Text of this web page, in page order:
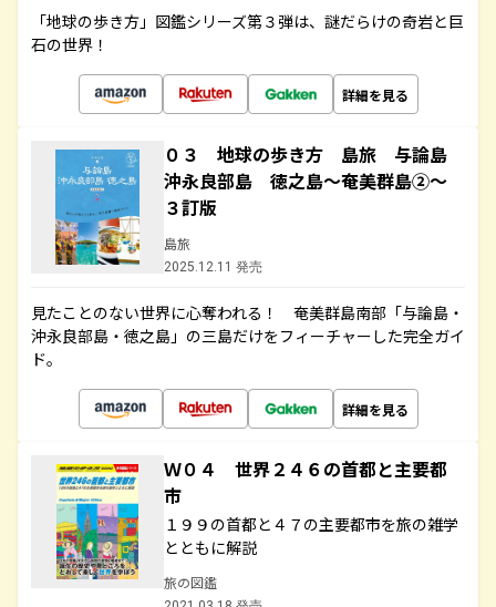
「地球の歩き方」図鑑シリーズ第３弾は、謎だらけの奇岩と巨
石の世界！
詳細を見る
０３ 地球の歩き方 島旅 与論島
沖永良部島 徳之島～奄美群島②～
３訂版
島旅
2025.12.11 発売
見たことのない世界に心奪われる！ 奄美群島南部「与論島・
沖永良部島・徳之島」の三島だけをフィーチャーした完全ガイ
ド。
詳細を見る
Ｗ０４ 世界２４６の首都と主要都
市
１９９の首都と４７の主要都市を旅の雑学
とともに解説
旅の図鑑